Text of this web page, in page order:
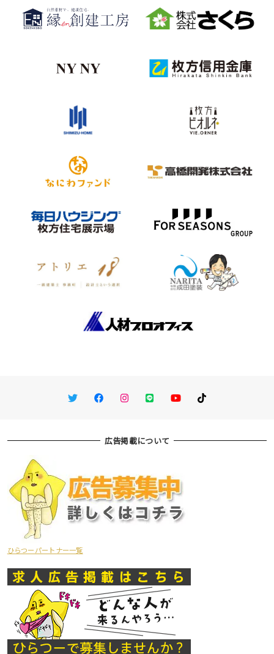
TwitterFacebookInstagram
LINE You TubeTikTok
広告掲載について
ひらつーパートナー一覧